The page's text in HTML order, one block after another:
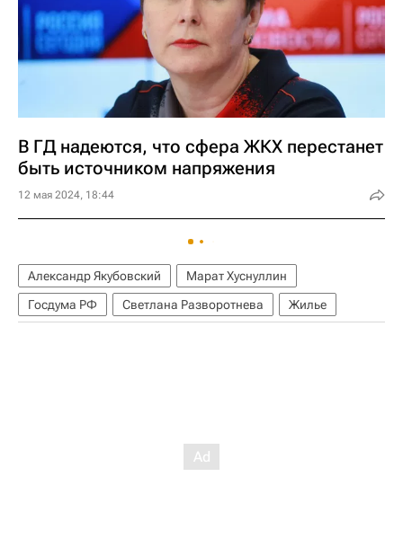
В ГД надеются, что сфера ЖКХ перестанет
быть источником напряжения
12 мая 2024, 18:44
Александр Якубовский
Марат Хуснуллин
Госдума РФ
Светлана Разворотнева Жилье